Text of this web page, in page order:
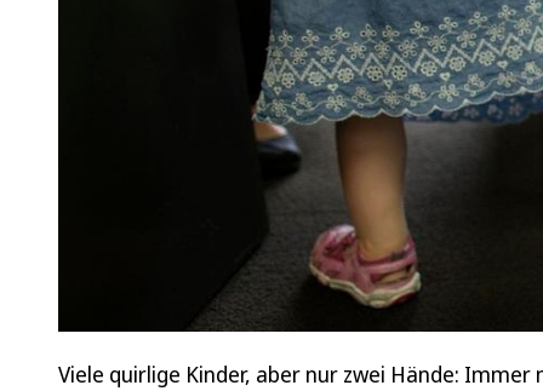
Viele quirlige Kinder, aber nur zwei Hände: